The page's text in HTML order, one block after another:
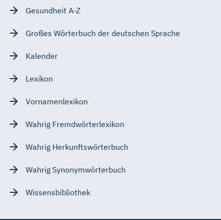
Gesundheit A-Z
Großes Wörterbuch der deutschen Sprache
Kalender
Lexikon
Vornamenlexikon
Wahrig Fremdwörterlexikon
Wahrig Herkunftswörterbuch
Wahrig Synonymwörterbuch
Wissensbibliothek